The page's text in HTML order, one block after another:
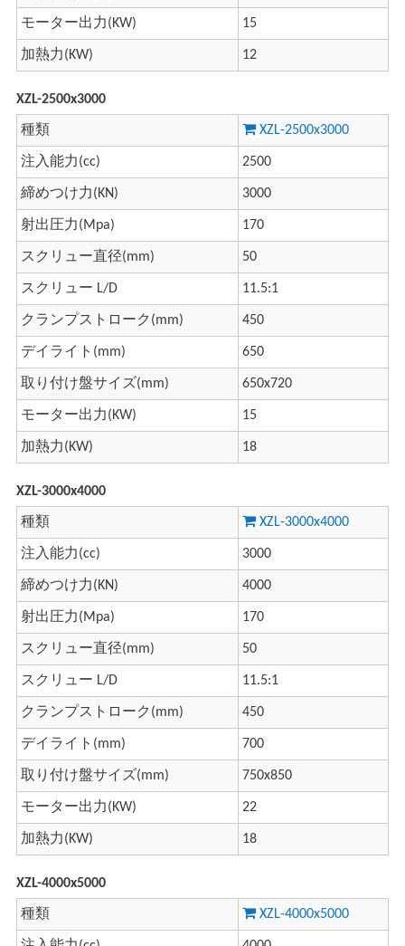
モーター出力(KW) 15
加熱力(KW) 12
XZL-2500x3000
種類 XZL-2500x3000
注入能力(cc) 2500
締めつけ力(KN) 3000
射出圧力(Mpa) 170
スクリュー直径(mm) 50
スクリュー L/D 11.5:1
クランプストローク(mm) 450
デイライト(mm) 650
取り付け盤サイズ(mm) 650x720
モーター出力(KW) 15
加熱力(KW) 18
XZL-3000x4000
種類 XZL-3000x4000
注入能力(cc) 3000
締めつけ力(KN) 4000
射出圧力(Mpa) 170
スクリュー直径(mm) 50
スクリュー L/D 11.5:1
クランプストローク(mm) 450
デイライト(mm) 700
取り付け盤サイズ(mm) 750x850
モーター出力(KW) 22
加熱力(KW) 18
XZL-4000x5000
種類 XZL-4000x5000